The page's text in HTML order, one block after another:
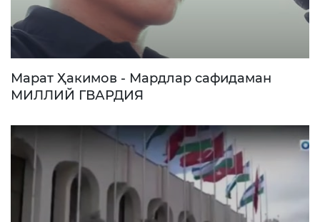
Марат Ҳакимов - Мардлар сафидаман
МИЛЛИЙ ГВАРДИЯ